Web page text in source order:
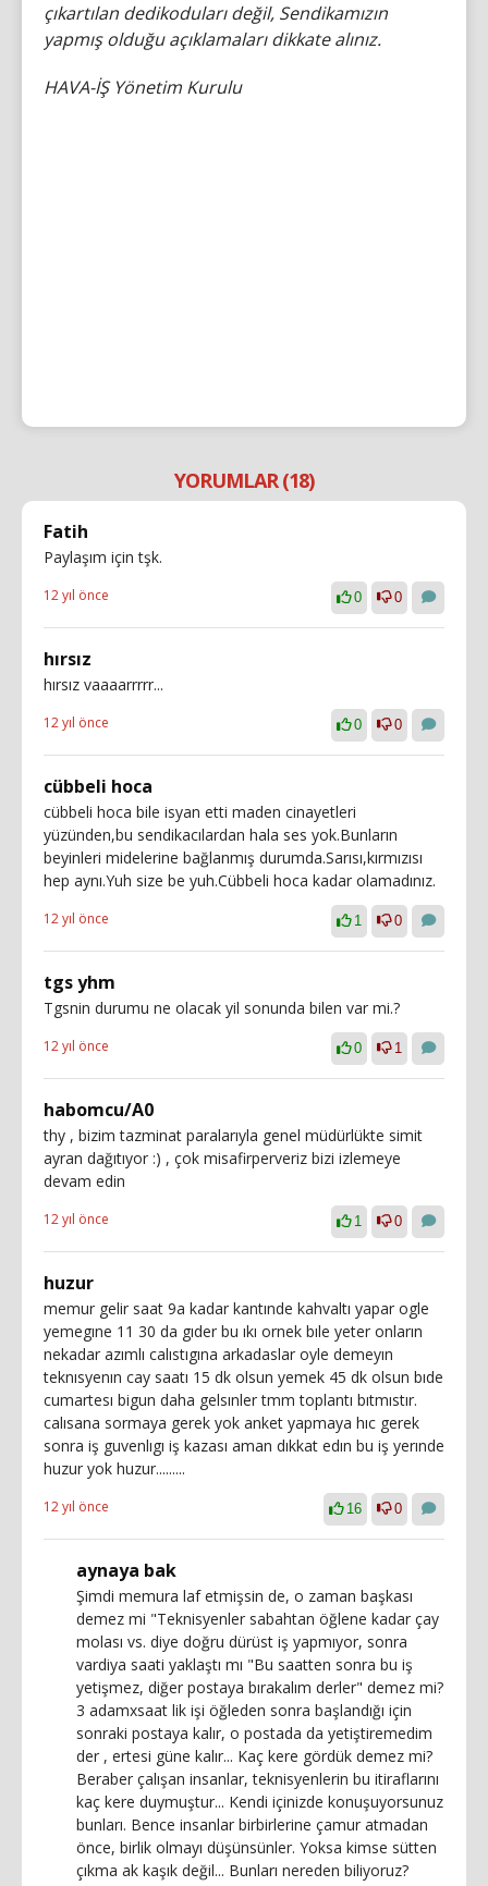
çıkartılan dedikoduları değil, Sendikamızın
yapmış olduğu açıklamaları dikkate alınız.
HAVA-İŞ Yönetim Kurulu
YORUMLAR (18)
Fatih
Paylaşım için tşk.
12 yıl önce 0 0
hırsız
hırsız vaaaarrrrr...
12 yıl önce 0 0
cübbeli hoca
cübbeli hoca bile isyan etti maden cinayetleri
yüzünden,bu sendikacılardan hala ses yok.Bunların
beyinleri midelerine bağlanmış durumda.Sarısı,kırmızısı
hep aynı.Yuh size be yuh.Cübbeli hoca kadar olamadınız.
12 yıl önce 1 0
tgs yhm
Tgsnin durumu ne olacak yil sonunda bilen var mi.?
12 yıl önce 0 1
habomcu/A0
thy , bizim tazminat paralarıyla genel müdürlükte simit
ayran dağıtıyor :) , çok misafirperveriz bizi izlemeye
devam edin
12 yıl önce 1 0
huzur
memur gelir saat 9a kadar kantınde kahvaltı yapar ogle
yemegıne 11 30 da gıder bu ıkı ornek bıle yeter onların
nekadar azımlı calıstıgına arkadaslar oyle demeyın
teknısyenın cay saatı 15 dk olsun yemek 45 dk olsun bıde
cumartesı bigun daha gelsınler tmm toplantı bıtmıstır.
calısana sormaya gerek yok anket yapmaya hıc gerek
sonra iş guvenlıgı iş kazası aman dıkkat edın bu iş yerınde
huzur yok huzur.........
12 yıl önce 16 0
aynaya bak
Şimdi memura laf etmişsin de, o zaman başkası
demez mi "Teknisyenler sabahtan öğlene kadar çay
molası vs. diye doğru dürüst iş yapmıyor, sonra
vardiya saati yaklaştı mı "Bu saatten sonra bu iş
yetişmez, diğer postaya bırakalım derler" demez mi?
3 adamxsaat lik işi öğleden sonra başlandığı için
sonraki postaya kalır, o postada da yetiştiremedim
der , ertesi güne kalır... Kaç kere gördük demez mi?
Beraber çalışan insanlar, teknisyenlerin bu itiraflarını
kaç kere duymuştur... Kendi içinizde konuşuyorsunuz
bunları. Bence insanlar birbirlerine çamur atmadan
önce, birlik olmayı düşünsünler. Yoksa kimse sütten
çıkma ak kaşık değil... Bunları nereden biliyoruz?